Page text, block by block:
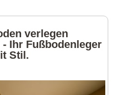
verlegen
Ihr Fußbodenleger
Stil.